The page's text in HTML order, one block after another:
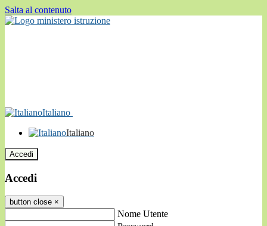
Salta al contenuto
Italiano
Italiano
Accedi
Accedi
button close ×
Nome Utente